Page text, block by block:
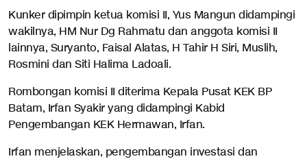
Kunker dipimpin ketua komisi II, Yus Mangun didampingi
wakilnya, HM Nur Dg Rahmatu dan anggota komisi II
lainnya, Suryanto, Faisal Alatas, H Tahir H Siri, Muslih,
Rosmini dan Siti Halima Ladoali.
Rombongan komisi II diterima Kepala Pusat KEK BP
Batam, Irfan Syakir yang didampingi Kabid
Pengembangan KEK Hermawan, Irfan.
Irfan menjelaskan, pengembangan investasi dan